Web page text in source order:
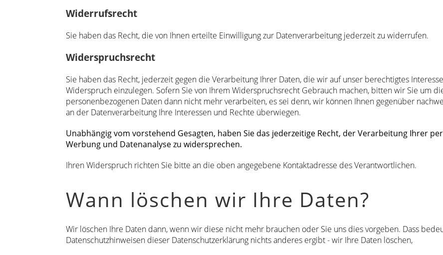
Widerrufsrecht
Sie haben das Recht, die von Ihnen erteilte Einwilligung zur Datenverarbeitung jederzeit zu widerrufen.
Widerspruchsrecht
Sie haben das Recht, jederzeit gegen die Verarbeitung Ihrer Daten, die wir auf unser berechtigtes
Widerspruch einzulegen. Sofern Sie von Ihrem Widerspruchsrecht Gebrauch machen, bitten wir Sie um
personenbezogenen Daten dann nicht mehr verarbeiten, es sei denn, wir können Ihnen gegenüber
an der Datenverarbeitung Ihre Interessen und Rechte überwiegen.
Unabhängig vom vorstehend Gesagten, haben Sie das jederzeitige Recht, der Verarbeitung Ihrer
Werbung und Datenanalyse zu widersprechen.
Ihren Widerspruch richten Sie bitte an die oben angegebene Kontaktadresse des Verantwortlichen.
Wann löschen wir Ihre Daten?
Wir löschen Ihre Daten dann, wenn wir diese nicht mehr brauchen oder Sie uns dies vorgeben. Dass
Datenschutzhinweisen dieser Datenschutzerklärung nichts anderes ergibt - wir Ihre Daten löschen,